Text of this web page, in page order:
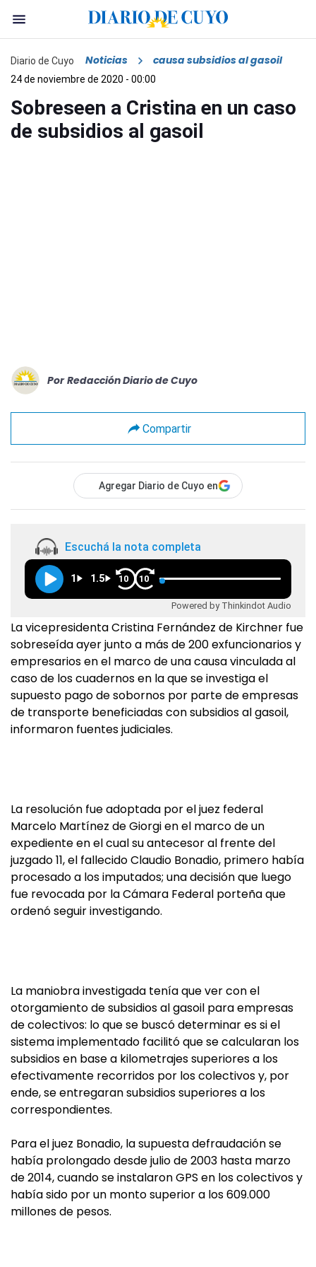
Diario de Cuyo Noticias causa subsidios al gasoil
24 de noviembre de 2020 - 00:00
Sobreseen a Cristina en un caso
de subsidios al gasoil
Por Redacción Diario de Cuyo
Compartir
Agregar Diario de Cuyo en
Escuchá la nota completa
1 1.5 10 10
Powered by Thinkindot Audio
La vicepresidenta Cristina Fernández de Kirchner fue
sobreseída ayer junto a más de 200 exfuncionarios y
empresarios en el marco de una causa vinculada al
caso de los cuadernos en la que se investiga el
supuesto pago de sobornos por parte de empresas
de transporte beneficiadas con subsidios al gasoil,
informaron fuentes judiciales.
La resolución fue adoptada por el juez federal
Marcelo Martínez de Giorgi en el marco de un
expediente en el cual su antecesor al frente del
juzgado 11, el fallecido Claudio Bonadio, primero había
procesado a los imputados; una decisión que luego
fue revocada por la Cámara Federal porteña que
ordenó seguir investigando.
La maniobra investigada tenía que ver con el
otorgamiento de subsidios al gasoil para empresas
de colectivos: lo que se buscó determinar es si el
sistema implementado facilitó que se calcularan los
subsidios en base a kilometrajes superiores a los
efectivamente recorridos por los colectivos y, por
ende, se entregaran subsidios superiores a los
correspondientes.
Para el juez Bonadio, la supuesta defraudación se
había prolongado desde julio de 2003 hasta marzo
de 2014, cuando se instalaron GPS en los colectivos y
había sido por un monto superior a los 609.000
millones de pesos.